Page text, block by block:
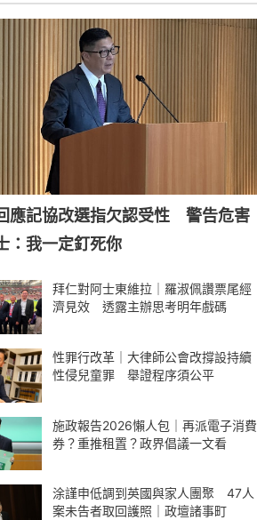
應記協改選指欠認受性 警告危害
：我一定釘死你
拜仁對阿士東維拉｜羅淑佩讚票尾經
濟見效 透露主辦思考明年戲碼
性罪行改革｜大律師公會改撐設持續
性侵兒童罪 舉證程序須公平
施政報告2026懶人包｜再派電子消費
券？重推租置？政界倡議一文看
涂謹申低調到英國與家人團聚 47人
案未告者取回護照｜政壇諸事町